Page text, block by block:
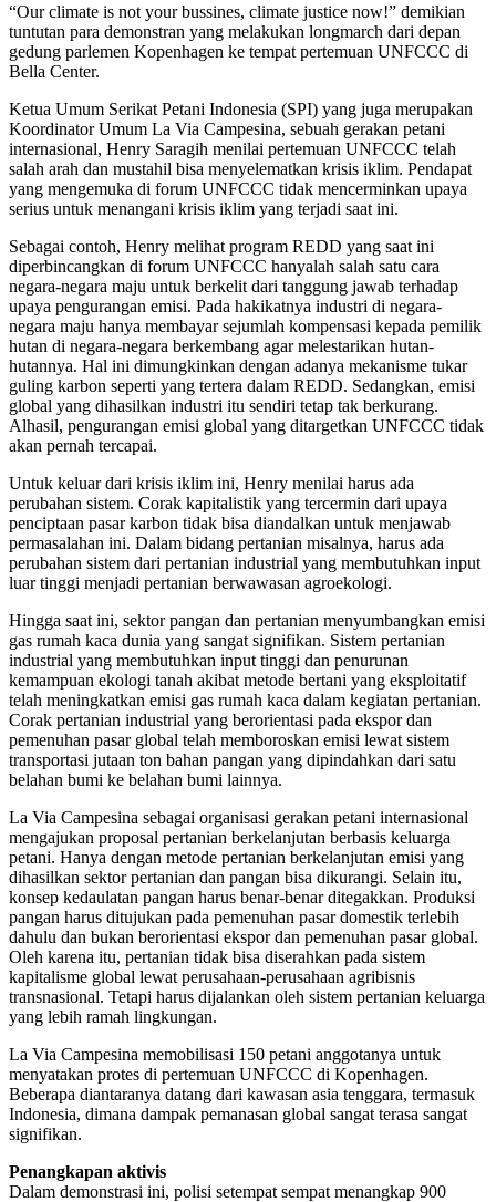
“Our climate is not your bussines, climate justice now!” demikian
tuntutan para demonstran yang melakukan longmarch dari depan
gedung parlemen Kopenhagen ke tempat pertemuan UNFCCC di
Bella Center.
Ketua Umum Serikat Petani Indonesia (SPI) yang juga merupakan
Koordinator Umum La Via Campesina, sebuah gerakan petani
internasional, Henry Saragih menilai pertemuan UNFCCC telah
salah arah dan mustahil bisa menyelematkan krisis iklim. Pendapat
yang mengemuka di forum UNFCCC tidak mencerminkan upaya
serius untuk menangani krisis iklim yang terjadi saat ini.
Sebagai contoh, Henry melihat program REDD yang saat ini
diperbincangkan di forum UNFCCC hanyalah salah satu cara
negara-negara maju untuk berkelit dari tanggung jawab terhadap
upaya pengurangan emisi. Pada hakikatnya industri di negara-
negara maju hanya membayar sejumlah kompensasi kepada pemilik
hutan di negara-negara berkembang agar melestarikan hutan-
hutannya. Hal ini dimungkinkan dengan adanya mekanisme tukar
guling karbon seperti yang tertera dalam REDD. Sedangkan, emisi
global yang dihasilkan industri itu sendiri tetap tak berkurang.
Alhasil, pengurangan emisi global yang ditargetkan UNFCCC tidak
akan pernah tercapai.
Untuk keluar dari krisis iklim ini, Henry menilai harus ada
perubahan sistem. Corak kapitalistik yang tercermin dari upaya
penciptaan pasar karbon tidak bisa diandalkan untuk menjawab
permasalahan ini. Dalam bidang pertanian misalnya, harus ada
perubahan sistem dari pertanian industrial yang membutuhkan input
luar tinggi menjadi pertanian berwawasan agroekologi.
Hingga saat ini, sektor pangan dan pertanian menyumbangkan emisi
gas rumah kaca dunia yang sangat signifikan. Sistem pertanian
industrial yang membutuhkan input tinggi dan penurunan
kemampuan ekologi tanah akibat metode bertani yang eksploitatif
telah meningkatkan emisi gas rumah kaca dalam kegiatan pertanian.
Corak pertanian industrial yang berorientasi pada ekspor dan
pemenuhan pasar global telah memboroskan emisi lewat sistem
transportasi jutaan ton bahan pangan yang dipindahkan dari satu
belahan bumi ke belahan bumi lainnya.
La Via Campesina sebagai organisasi gerakan petani internasional
mengajukan proposal pertanian berkelanjutan berbasis keluarga
petani. Hanya dengan metode pertanian berkelanjutan emisi yang
dihasilkan sektor pertanian dan pangan bisa dikurangi. Selain itu,
konsep kedaulatan pangan harus benar-benar ditegakkan. Produksi
pangan harus ditujukan pada pemenuhan pasar domestik terlebih
dahulu dan bukan berorientasi ekspor dan pemenuhan pasar global.
Oleh karena itu, pertanian tidak bisa diserahkan pada sistem
kapitalisme global lewat perusahaan-perusahaan agribisnis
transnasional. Tetapi harus dijalankan oleh sistem pertanian keluarga
yang lebih ramah lingkungan.
La Via Campesina memobilisasi 150 petani anggotanya untuk
menyatakan protes di pertemuan UNFCCC di Kopenhagen.
Beberapa diantaranya datang dari kawasan asia tenggara, termasuk
Indonesia, dimana dampak pemanasan global sangat terasa sangat
signifikan.
Penangkapan aktivis
Dalam demonstrasi ini, polisi setempat sempat menangkap 900